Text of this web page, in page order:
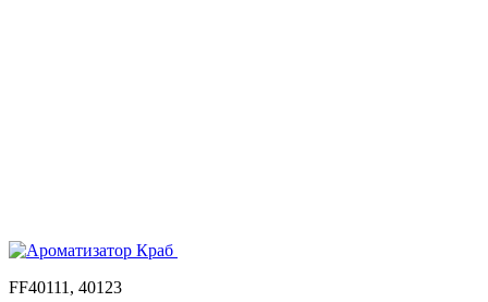
FF40111, 40123